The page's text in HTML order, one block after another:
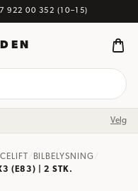
922 00 352 (10–15)
Velg
BILBELYSNING
(E83) | 2 STK.